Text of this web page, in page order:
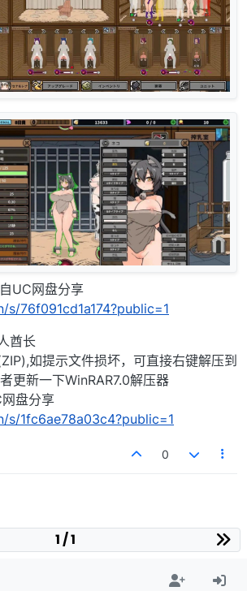
UC网盘分享
76f091cd1a174?public=1
酋长
如提示文件损坏，可直接右键解压到
更新一下WinRAR7.0解压器
网盘分享
s/1fc6ae78a03c4?public=1
0
1 / 1